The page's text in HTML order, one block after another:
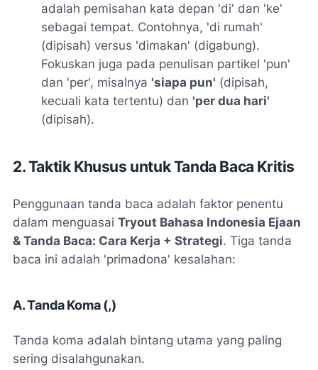
adalah pemisahan kata depan 'di' dan 'ke'
sebagai tempat. Contohnya, 'di rumah'
(dipisah) versus 'dimakan' (digabung).
Fokuskan juga pada penulisan partikel 'pun'
dan 'per', misalnya 'siapa pun' (dipisah,
kecuali kata tertentu) dan 'per dua hari'
(dipisah).
2. Taktik Khusus untuk Tanda Baca Kritis
Penggunaan tanda baca adalah faktor penentu
dalam menguasai Tryout Bahasa Indonesia Ejaan
& Tanda Baca: Cara Kerja + Strategi. Tiga tanda
baca ini adalah 'primadona' kesalahan:
A. Tanda Koma (,)
Tanda koma adalah bintang utama yang paling
sering disalahgunakan.